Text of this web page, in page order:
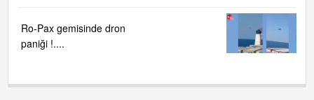
Ro-Pax gemisinde dron
paniği !....